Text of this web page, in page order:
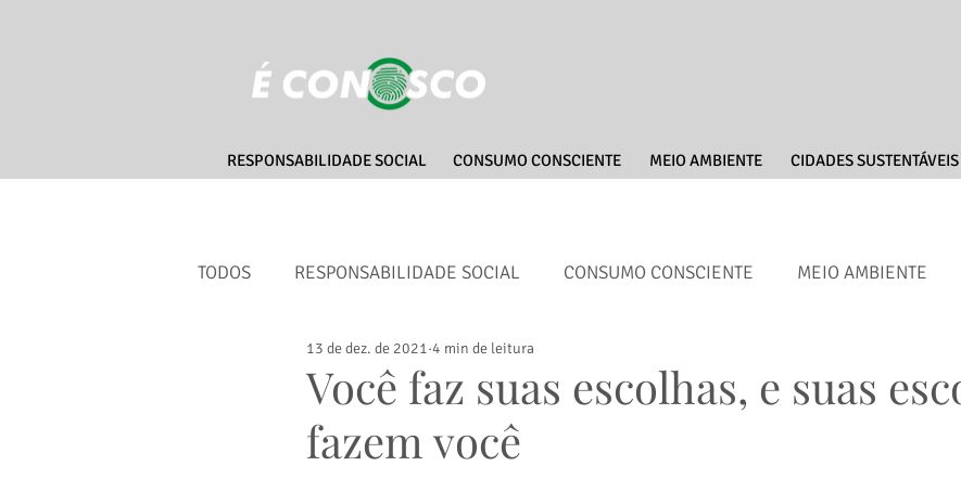
RESPONSABILIDADE SOCIAL CONSUMO CONSCIENTE MEIO AMBIENTE CIDADES SUSTENTÁVEIS
TODOS RESPONSABILIDADE SOCIAL CONSUMO CONSCIENTE MEIO AMBIENTE
CIDADES SUSTENTÁVEIS ENGAJAMENTO
Você faz suas escolhas, e suas
fazem você
13 de dez. de 2021 4 min de leitura